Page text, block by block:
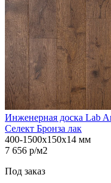
Инженерная доска Lab
Селект Бронза лак
400-1500х150х14 мм
7 656 р/м2
Под заказ